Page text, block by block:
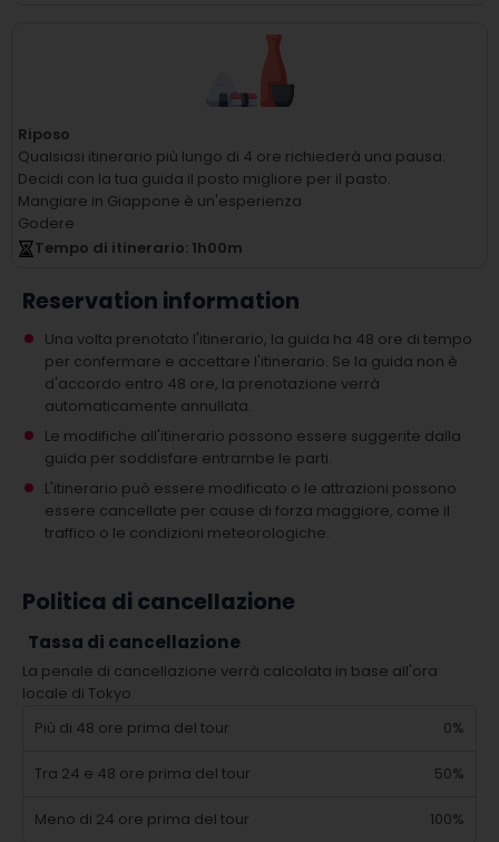
Riposo
Qualsiasi itinerario più lungo di 4 ore richiederà una pausa.
Decidi con la tua guida il posto migliore per il pasto.
Mangiare in Giappone è un'esperienza
Godere
Tempo di itinerario: 1h00m
Reservation information
Una volta prenotato l'itinerario, la guida ha 48 ore di tempo
per confermare e accettare l'itinerario. Se la guida non è
d'accordo entro 48 ore, la prenotazione verrà
automaticamente annullata.
Le modifiche all'itinerario possono essere suggerite dalla
guida per soddisfare entrambe le parti.
L'itinerario può essere modificato o le attrazioni possono
essere cancellate per cause di forza maggiore, come il
traffico o le condizioni meteorologiche.
Politica di cancellazione
Tassa di cancellazione
La penale di cancellazione verrà calcolata in base all'ora
locale di Tokyo.
Più di 48 ore prima del tour
0%
Tra 24 e 48 ore prima del tour 50%
Meno di 24 ore prima del tour
100%